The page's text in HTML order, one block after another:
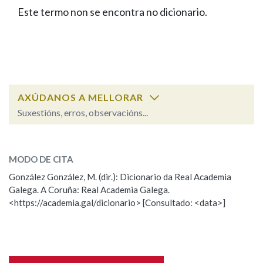
FIGURAS HOMENAXEADAS
PORTAL DAS PALABRAS
Facebook
TwitterYoutubeInstagram
Bluesky
BUSCAR NOS LEMAS
Remata por
BUSCAR NO CONTIDO
Nas definicións
Este termo non se encontra no dicionario.
AXÚDANOS A MELLORAR
Suxestións, erros, observacións...
Observación
Nome
MODO DE CITA
González González, M. (dir.): Dicionario da Real Academia
Galega. A Coruña: Real Academia Galega.
<https://academia.gal/dicionario> [Consultado: <data>]